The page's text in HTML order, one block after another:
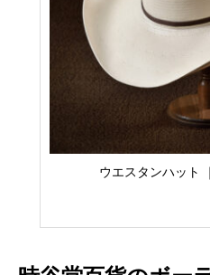
ウエスタンハット